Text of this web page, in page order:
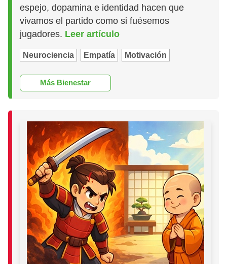
espejo, dopamina e identidad hacen que
vivamos el partido como si fuésemos
jugadores. Leer artículo
Neurociencia Empatía Motivación
Más Bienestar